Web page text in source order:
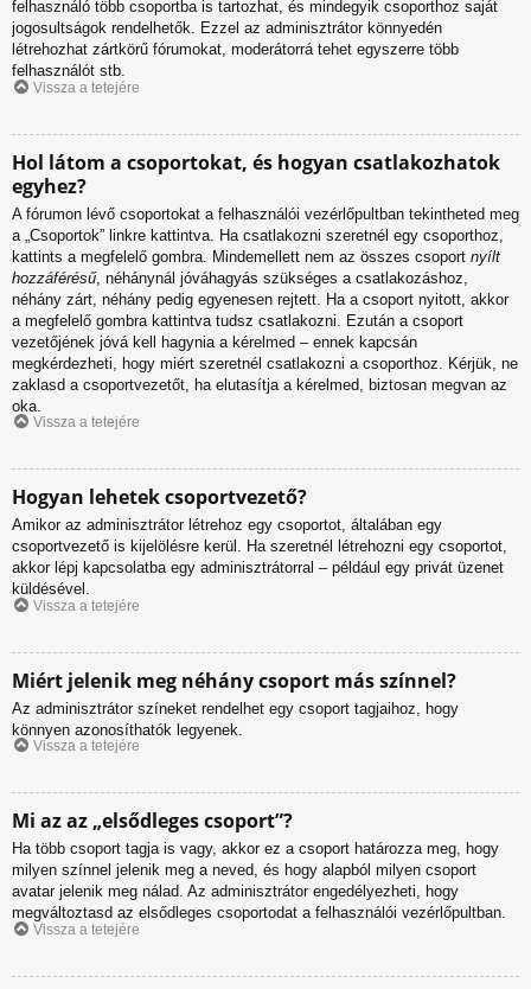
felhasználó több csoportba is tartozhat, és mindegyik csoporthoz saját
jogosultságok rendelhetők. Ezzel az adminisztrátor könnyedén
létrehozhat zártkörű fórumokat, moderátorrá tehet egyszerre több
felhasználót stb.
Vissza a tetejére
Hol látom a csoportokat, és hogyan csatlakozhatok
egyhez?
A fórumon lévő csoportokat a felhasználói vezérlőpultban tekintheted meg
a „Csoportok” linkre kattintva. Ha csatlakozni szeretnél egy csoporthoz,
kattints a megfelelő gombra. Mindemellett nem az összes csoport nyílt
hozzáférésű, néhánynál jóváhagyás szükséges a csatlakozáshoz,
néhány zárt, néhány pedig egyenesen rejtett. Ha a csoport nyitott, akkor
a megfelelő gombra kattintva tudsz csatlakozni. Ezután a csoport
vezetőjének jóvá kell hagynia a kérelmed – ennek kapcsán
megkérdezheti, hogy miért szeretnél csatlakozni a csoporthoz. Kérjük, ne
zaklasd a csoportvezetőt, ha elutasítja a kérelmed, biztosan megvan az
oka.
Vissza a tetejére
Hogyan lehetek csoportvezető?
Amikor az adminisztrátor létrehoz egy csoportot, általában egy
csoportvezető is kijelölésre kerül. Ha szeretnél létrehozni egy csoportot,
akkor lépj kapcsolatba egy adminisztrátorral – például egy privát üzenet
küldésével.
Vissza a tetejére
Miért jelenik meg néhány csoport más színnel?
Az adminisztrátor színeket rendelhet egy csoport tagjaihoz, hogy
könnyen azonosíthatók legyenek.
Vissza a tetejére
Mi az az „elsődleges csoport”?
Ha több csoport tagja is vagy, akkor ez a csoport határozza meg, hogy
milyen színnel jelenik meg a neved, és hogy alapból milyen csoport
avatar jelenik meg nálad. Az adminisztrátor engedélyezheti, hogy
megváltoztasd az elsődleges csoportodat a felhasználói vezérlőpultban.
Vissza a tetejére